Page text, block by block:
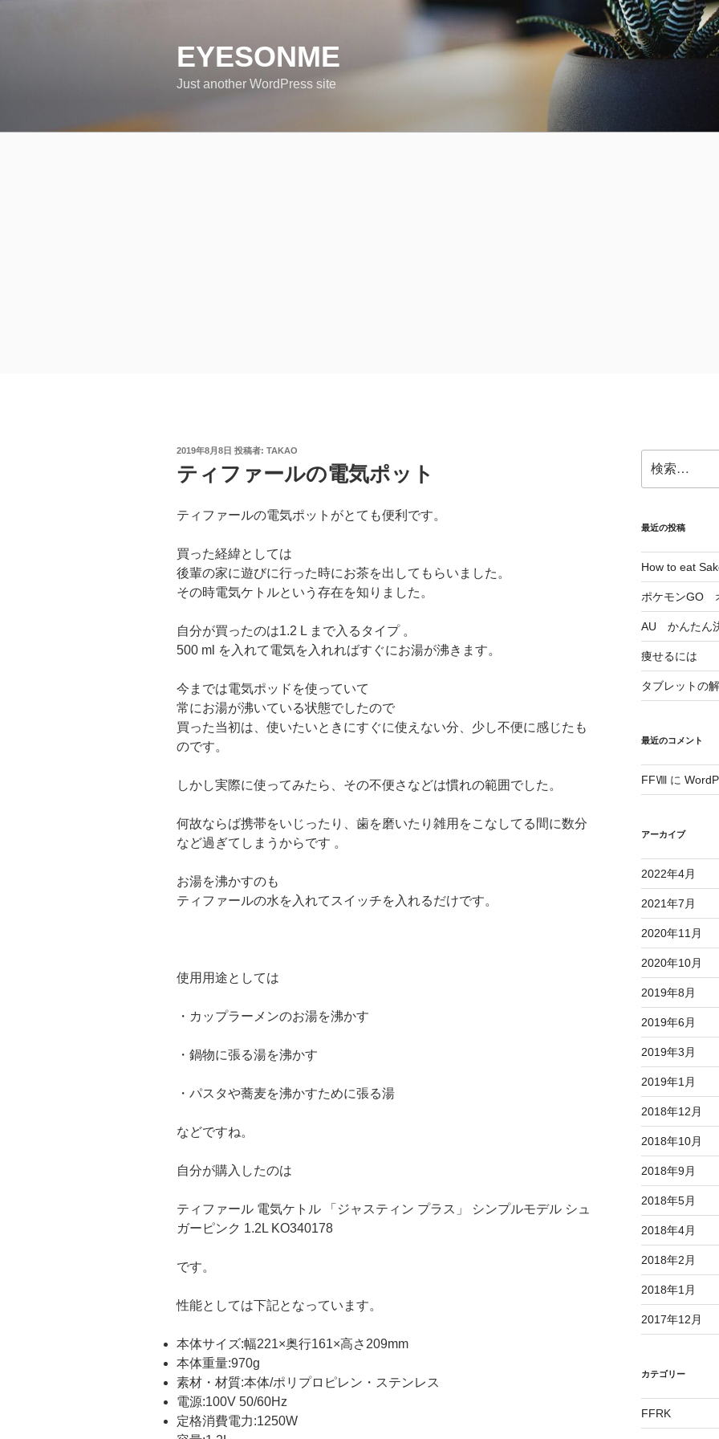
EYESONME
Just another WordPress site
投
日:
2019年8月8日 投稿者: TAKAO
ティファールの電気ポット
ティファールの電気ポットがとても便利です。
買った経緯としては
後輩の家に遊びに行った時にお茶を出してもらいました。
その時電気ケトルという存在を知りました。
自分が買ったのは1.2 L まで入るタイプ 。
500 ml を入れて電気を入れればすぐにお湯が沸きます。
今までは電気ポッドを使っていて
常にお湯が沸いている状態でしたので
買った当初は、使いたいときにすぐに使えない分、少し不便に感じたも
のです。
しかし実際に使ってみたら、その不便さなどは慣れの範囲でした。
何故ならば携帯をいじったり、歯を磨いたり雑用をこなしてる間に数分
など過ぎてしまうからです 。
お湯を沸かすのも
ティファールの水を入れてスイッチを入れるだけです。
使用用途としては
・カップラーメンのお湯を沸かす
・鍋物に張る湯を沸かす
・パスタや蕎麦を沸かすために張る湯
などですね。
自分が購入したのは
ティファール 電気ケトル 「ジャスティン プラス」 シンプルモデル シュ
ガーピンク 1.2L KO340178
です。
性能としては下記となっています。
本体サイズ:幅221×奥行161×高さ209mm
本体重量:970g
素材・材質:本体/ポリプロピレン・ステンレス
電源:100V 50/60Hz
定格消費電力:1250W
索:
最近の投稿
How to eat
ポケモンGO
AU かんたん
痩せるには
タブレットの
最近のコメント
FFⅧに
アーカイブ
2022年4月
2021年7月
2020年11月
2020年10月
2019年8月
2019年6月
2019年3月
2019年1月
2018年12月
2018年10月
2018年9月
2018年5月
2018年4月
2018年2月
2018年1月
2017年12月
カテゴリー
FFRK